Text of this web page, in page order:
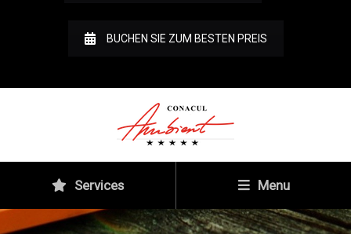
BUCHEN SIE ZUM BESTEN PREIS
Services Menu